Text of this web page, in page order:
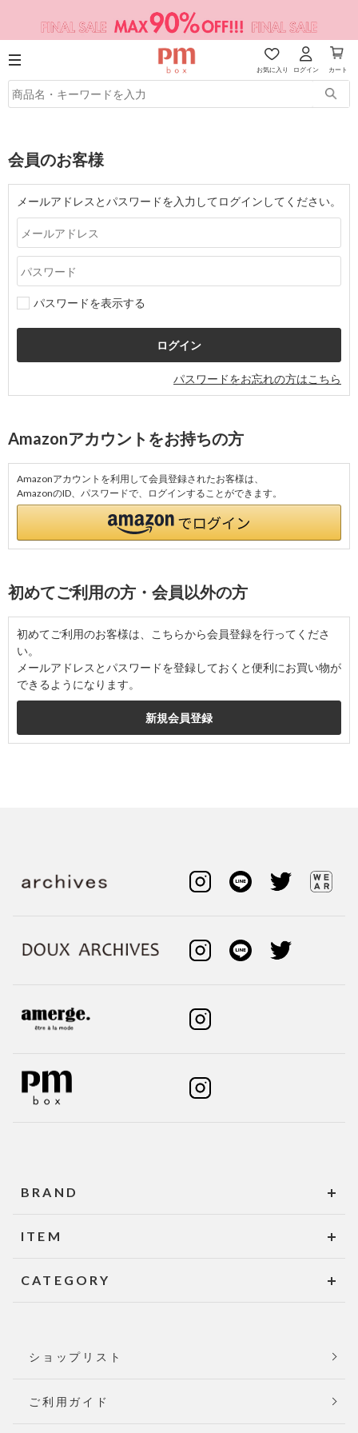
お気に入り ログイン カート
会員のお客様
メールアドレスとパスワードを入力してログインしてください。
パスワードを表示する
パスワードをお忘れの方はこちら
Amazonアカウントをお持ちの方
Amazonアカウントを利用して会員登録されたお客様は、
AmazonのID、パスワードで、ログインすることができます。
初めてご利用の方・会員以外の方
初めてご利用のお客様は、こちらから会員登録を行ってくださ
い。
メールアドレスとパスワードを登録しておくと便利にお買い物が
できるようになります。
BRAND
ITEM
CATEGORY
ショップリスト
ご利用ガイド